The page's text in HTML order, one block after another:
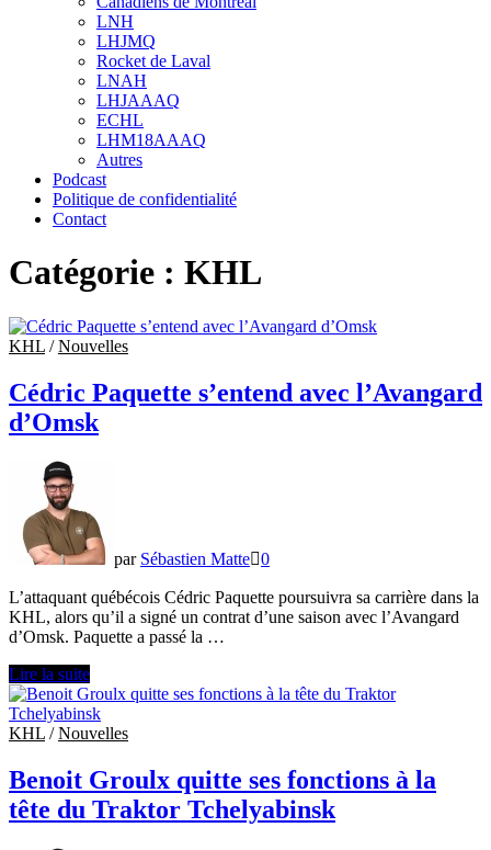
sub
menu
LNH
LHJMQ
Rocket de Laval
LNAH
LHJAAAQ
ECHL
LHM18AAAQ
Autres
Podcast
Politique de confidentialité
Contact
Catégorie : KHL
KHL /Nouvelles
Cédric Paquette s’entend avec l’Avangard
d’Omsk
par Sébastien Matte 0
L’attaquant québécois Cédric Paquette poursuivra sa carrière dans la
KHL, alors qu’il a signé un contrat d’une saison avec l’Avangard
d’Omsk. Paquette a passé la …
Cédric
Paquette
s’entend
avec
d’Omsk
Lire la suite
KHL /Nouvelles
Benoit Groulx quitte ses fonctions à la
tête du Traktor Tchelyabinsk